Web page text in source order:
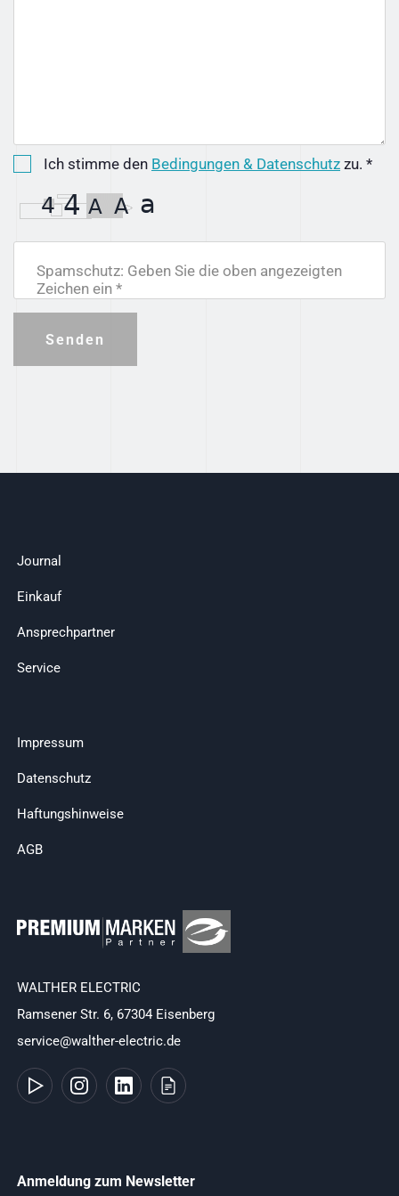
Ich stimme den Bedingungen & Datenschutz zu. *
Spamschutz: Geben Sie die oben angezeigten
Zeichen ein *
Senden
Journal
Einkauf
Ansprechpartner
Service
Impressum
Datenschutz
Haftungshinweise
AGB
WALTHER ELECTRIC
Ramsener Str. 6, 67304 Eisenberg
service@walther-electric.de
Anmeldung zum Newsletter